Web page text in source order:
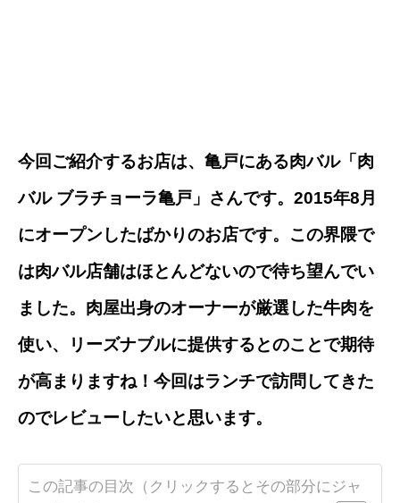
今回ご紹介するお店は、亀戸にある肉バル「肉
バル ブラチョーラ亀戸」さんです。2015年8月
にオープンしたばかりのお店です。この界隈で
は肉バル店舗はほとんどないので待ち望んでい
ました。肉屋出身のオーナーが厳選した牛肉を
使い、リーズナブルに提供するとのことで期待
が高まりますね！今回はランチで訪問してきた
のでレビューしたいと思います。
この記事の目次（クリックするとその部分にジャ